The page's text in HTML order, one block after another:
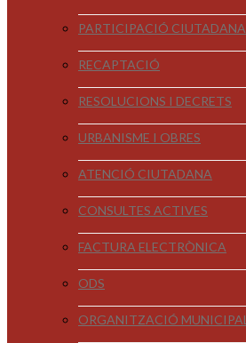
PARTICIPACIÓ CIUTADANA
RECAPTACIÓ
RESOLUCIONS I DECRETS
URBANISME I OBRES
ATENCIÓ CIUTADANA
CONSULTES ACTIVES
FACTURA ELECTRÒNICA
ODS
ORGANITZACIÓ MUNICIPAL